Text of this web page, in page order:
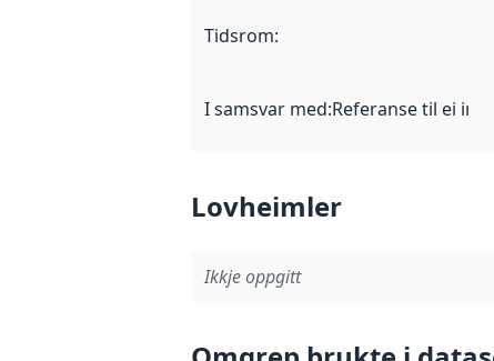
Tidsrom:
I samsvar med:Referanse til ei
Lovheimler
Ikkje oppgitt